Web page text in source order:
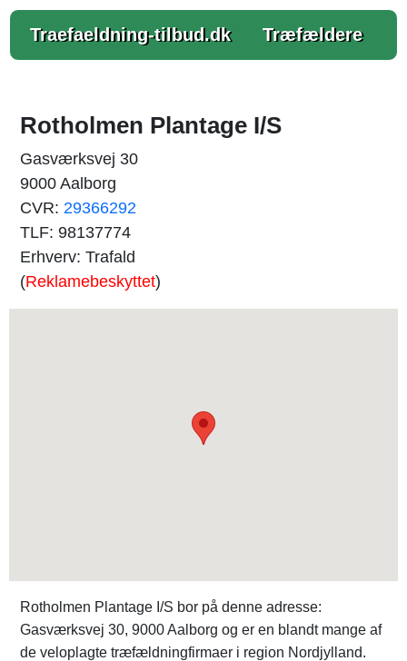
Traefaeldning-tilbud.dk Træfældere
Rotholmen Plantage I/S
Gasværksvej 30
9000 Aalborg
CVR: 29366292
TLF: 98137774
Erhverv: Trafald
(Reklamebeskyttet)
Rotholmen Plantage I/S bor på denne adresse:
Gasværksvej 30, 9000 Aalborg og er en blandt mange af
de veloplagte træfældningfirmaer i region Nordjylland.